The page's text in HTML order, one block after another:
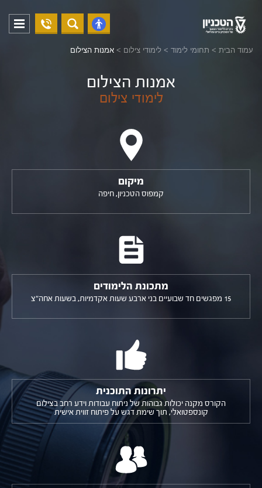
פתח
נגישות
04-
8294228
פתח
עמוד הבית > תחומי לימוד > לימודי צילום > אמנות הצילום
אמנות הצילום
לימודי צילום
מיקום
קמפוס הטכניון, חיפה
מתכונת הלימודים
15 מפגשים חד שבועיים בני ארבע שעות אקדמיות, בשעות אחה"צ
יתרונות התוכנית
הקורס מקנה יכולות גבוהות של ניתוח עבודות וידע רחב בצילום
קונספטואלי, תוך שימת דגש על פיתוח זווית אישית